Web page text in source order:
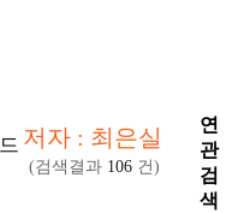
저자 : 최은실
(검색결과 106 건)
연
관
검
색